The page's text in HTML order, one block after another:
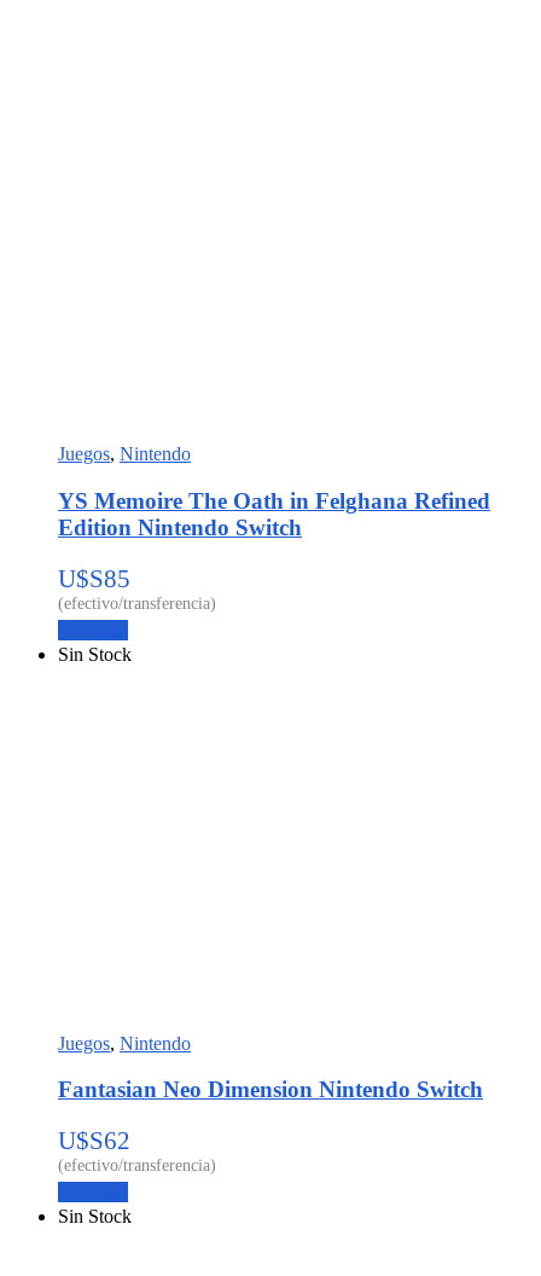
Juegos, Nintendo
YS Memoire The Oath in Felghana Refined
Edition Nintendo Switch
U$S85
Sin Stock
Juegos, Nintendo
Fantasian Neo Dimension Nintendo Switch
U$S62
Sin Stock